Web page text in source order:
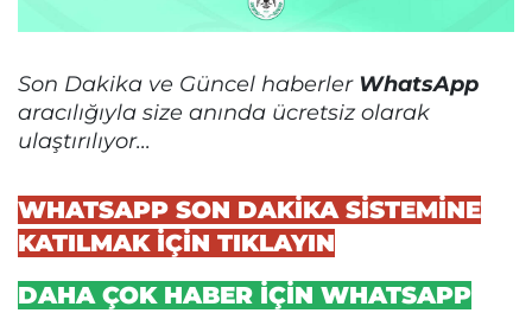
Son Dakika ve Güncel haberler WhatsApp
aracılığıyla size anında ücretsiz olarak
ulaştırılıyor...
WHATSAPP SON DAKİKA SİSTEMİNE
KATILMAK İÇİN TIKLAYIN
DAHA ÇOK HABER İÇİN WHATSAPP